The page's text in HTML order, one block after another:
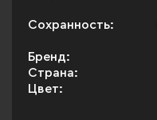
Сохранность:
Бренд:
Страна:
Цвет: